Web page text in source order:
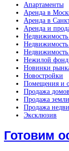
Апартаменты
Аренда в
Аренда в
Аренда и
Недвижимость
Нежилой фонд
Новинки
Новостройки
Помещения и
Продажа домов
Продажа земли
Продажа
Эксклюзив
Готовим